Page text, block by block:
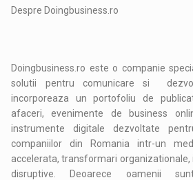
Despre Doingbusiness.ro
Doingbusiness.ro este o companie
solutii pentru comunicare si
incorporeaza un portofoliu de
afaceri, evenimente de business
instrumente digitale dezvoltate
companiilor din Romania intr-un
accelerata, transformari
disruptive. Deoarece oamenii